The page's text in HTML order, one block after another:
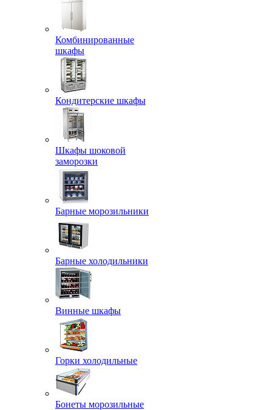
Комбинированные
шкафы
Кондитерские шкафы
Шкафы шоковой
заморозки
Барные морозильники
Барные холодильники
Винные шкафы
Горки холодильные
Бонеты морозильные